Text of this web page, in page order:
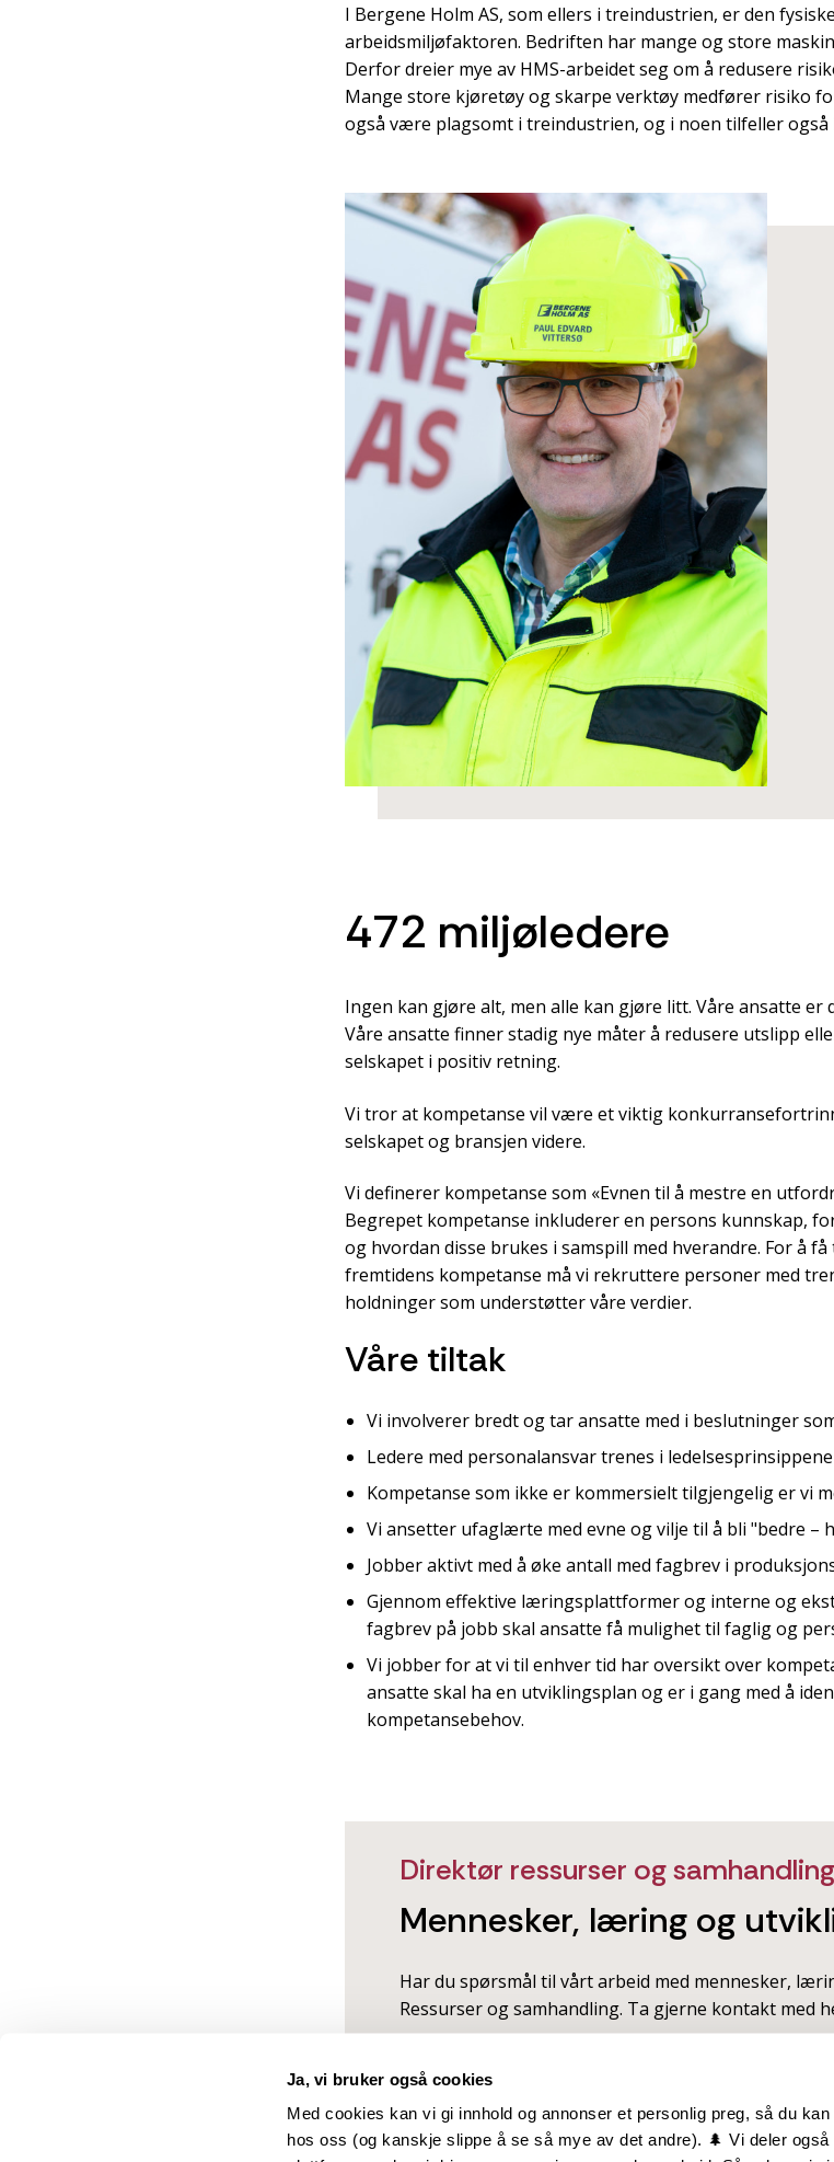
Ja, vi bruker også cookies
Med cookies kan vi gi innhold og annonser et personlig preg, så du
hos oss (og kanskje slippe å se så mye av det andre). 🌲 Vi deler også
I Bergene Holm AS, som ellers i treindustrien, er den
arbeidsmiljøfaktoren. Bedriften har mange og store
Derfor dreier mye av HMS-arbeidet seg om å redusere
Mange store kjøretøy og skarpe verktøy medfører risiko
også være plagsomt i treindustrien, og i noen tilfeller også
472 miljøledere
Ingen kan gjøre alt, men alle kan gjøre litt. Våre ansatte er
Våre ansatte finner stadig nye måter å redusere utslipp
selskapet i positiv retning.
Vi tror at kompetanse vil være et viktig
selskapet og bransjen videre.
Vi definerer kompetanse som «Evnen til å mestre en
Begrepet kompetanse inkluderer en persons kunnskap,
og hvordan disse brukes i samspill med hverandre. For å
fremtidens kompetanse må vi rekruttere personer med
holdninger som understøtter våre verdier.
Våre tiltak
Vi involverer bredt og tar ansatte med i beslutninger
Ledere med personalansvar trenes i
Kompetanse som ikke er kommersielt tilgjengelig er vi
Vi ansetter ufaglærte med evne og vilje til å bli "bedre –
Jobber aktivt med å øke antall med fagbrev i
Gjennom effektive læringsplattformer og interne og
fagbrev på jobb skal ansatte få mulighet til faglig og
Vi jobber for at vi til enhver tid har oversikt over
ansatte skal ha en utviklingsplan og er i gang med å
kompetansebehov.
Direktør ressurser og samhandling
Mennesker, læring og
Har du spørsmål til vårt arbeid med mennesker,
Ressurser og samhandling. Ta gjerne kontakt med